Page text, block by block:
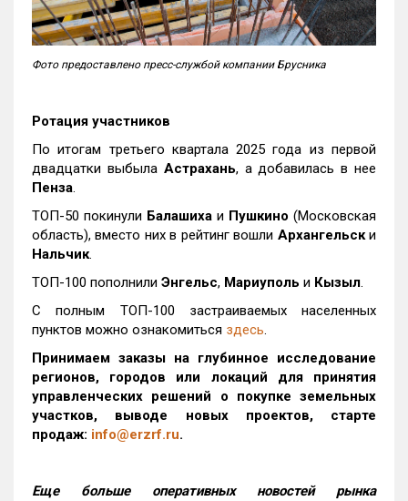
Фото предоставлено пресс-службой компании Брусника
Ротация участников
По итогам третьего квартала 2025 года из первой
двадцатки выбыла Астрахань, а добавилась в нее
Пенза.
ТОП-50 покинули Балашиха и Пушкино (Московская
область), вместо них в рейтинг вошли Архангельски
Нальчик.
ТОП-100 пополнили Энгельс, Мариуполь и Кызыл.
С полным ТОП-100 застраиваемых населенных
пунктов можно ознакомиться здесь.
Принимаем заказы на глубинное исследование
регионов, городов или локаций для принятия
управленческих решений о покупке земельных
участков, выводе новых проектов, старте
продаж: info@erzrf.ru.
Еще больше оперативных новостей рынка